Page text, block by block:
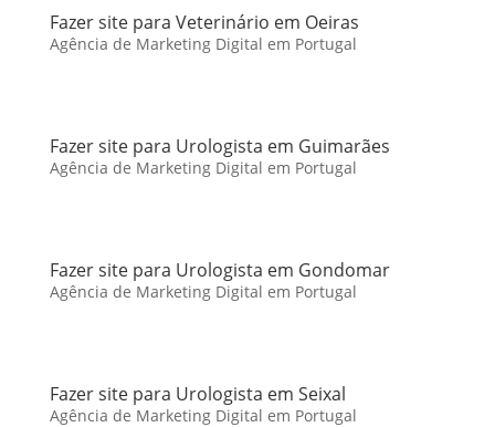
Fazer site para Veterinário em Oeiras
Agência de Marketing Digital em Portugal
Fazer site para Urologista em Guimarães
Agência de Marketing Digital em Portugal
Fazer site para Urologista em Gondomar
Agência de Marketing Digital em Portugal
Fazer site para Urologista em Seixal
Agência de Marketing Digital em Portugal